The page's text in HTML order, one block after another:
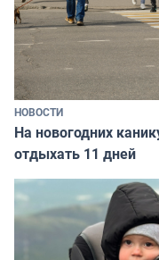
НОВОСТИ
На новогодних
отдыхать 11 дней